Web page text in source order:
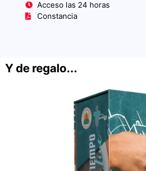
Acceso las 24 horas
Constancia
Y de regalo...